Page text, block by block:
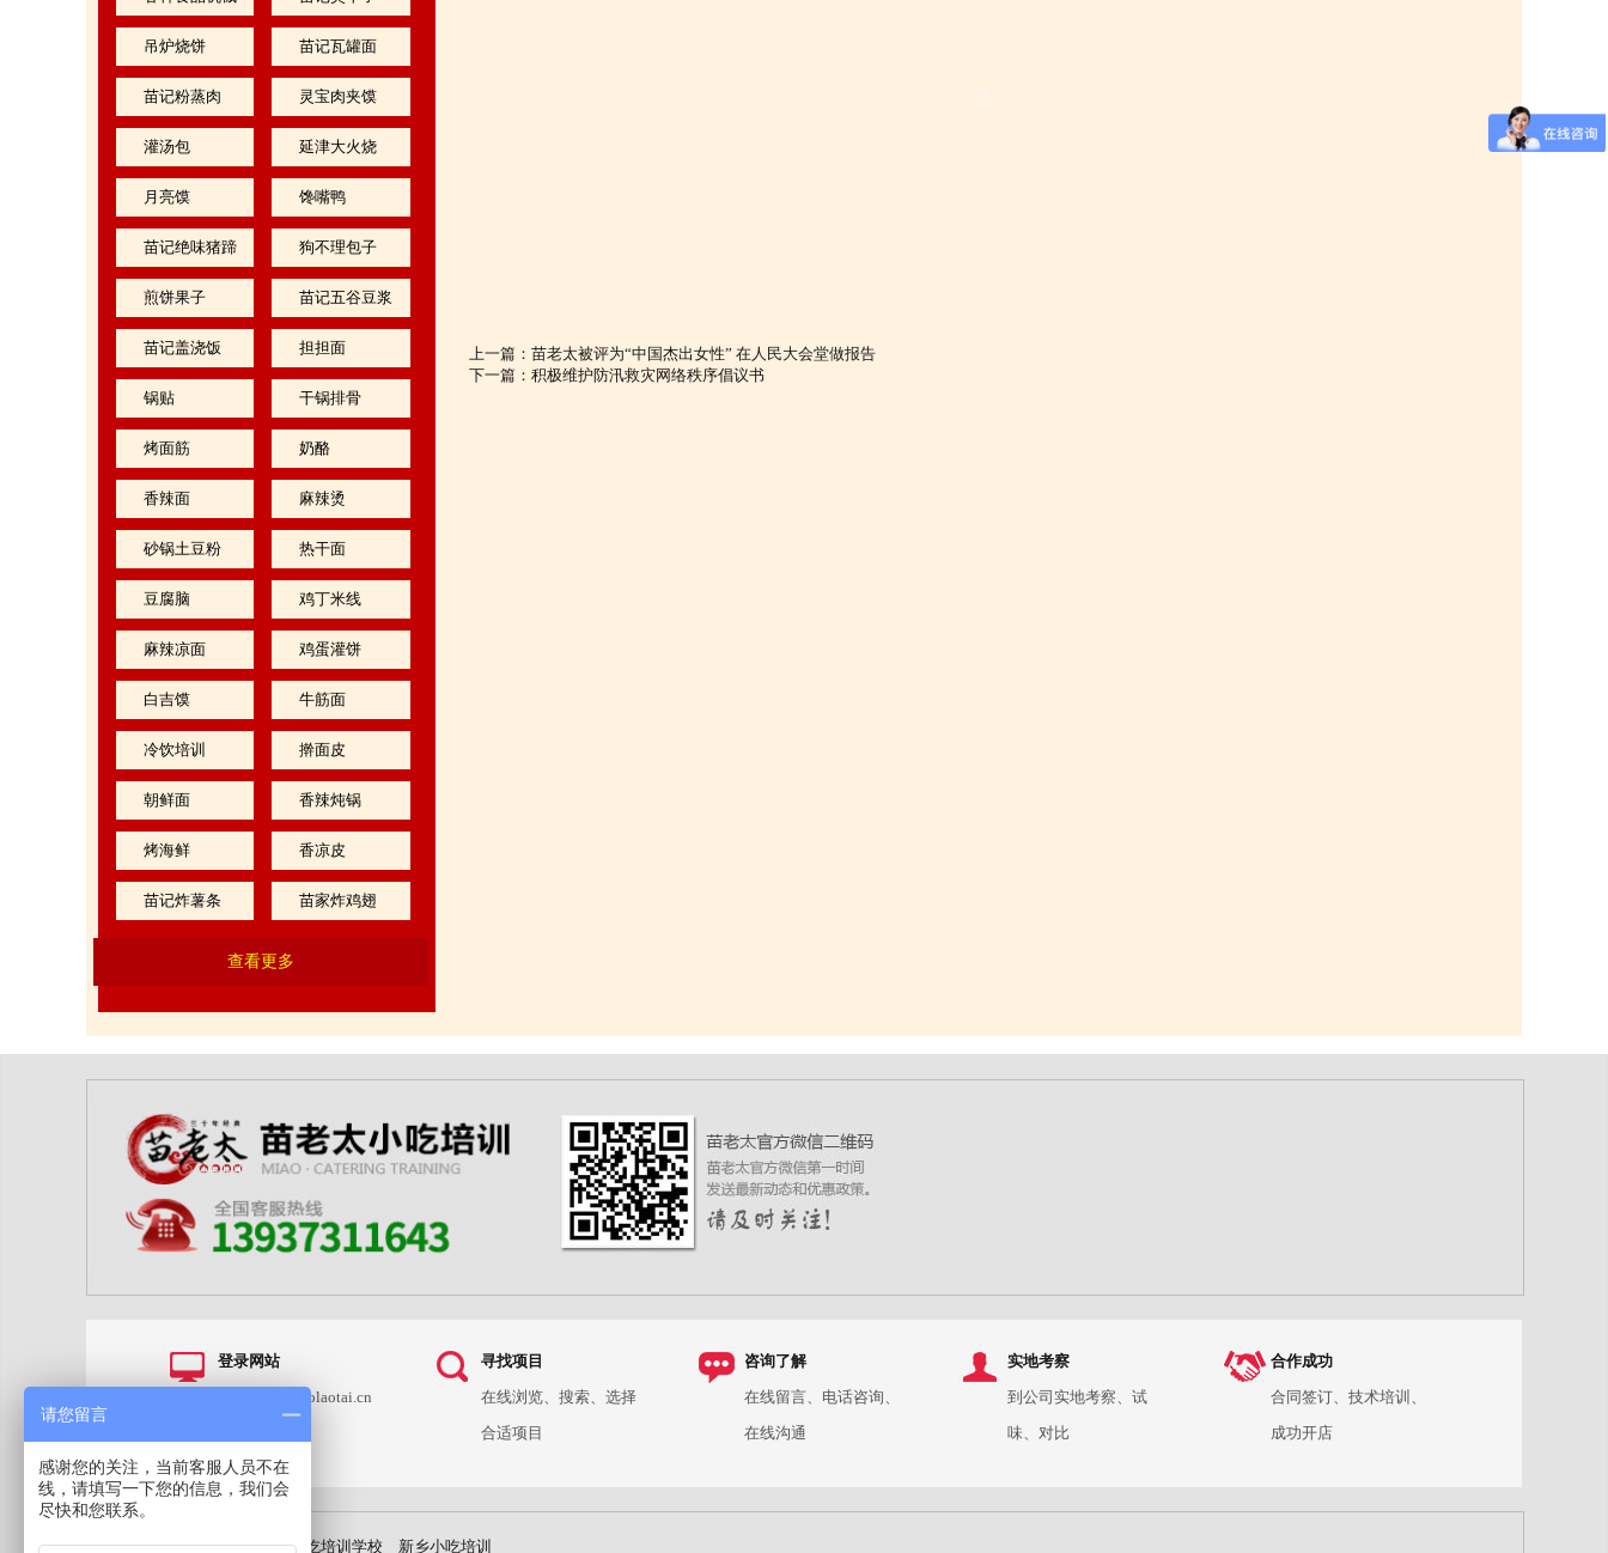
吊炉烧饼 苗记瓦罐面
苗记粉蒸肉 灵宝肉夹馍
灌汤包 延津大火烧
月亮馍 馋嘴鸭
苗记绝味猪蹄 狗不理包子
煎饼果子 苗记五谷豆浆
苗记盖浇饭 担担面
锅贴 干锅排骨
烤面筋 奶酪
香辣面 麻辣烫
砂锅土豆粉 热干面
豆腐脑 鸡丁米线
麻辣凉面 鸡蛋灌饼
白吉馍 牛筋面
冷饮培训 擀面皮
朝鲜面 香辣炖锅
烤海鲜 香凉皮
苗记炸薯条 苗家炸鸡翅
查看更多
上一篇：苗老太被评为“中国杰出女性” 在人民大会堂做报告
下一篇：积极维护防汛救灾网络秩序倡议书
登录网站
输入www.miaolaotai.cn
寻找项目
在线浏览、搜索、选择
合适项目
咨询了解
在线留言、电话咨询、
在线沟通
实地考察
到公司实地考察、试
味、对比
合作成功
合同签订、技术培训、
成功开店
友情链接： 小吃培训 小吃培训学校 新乡小吃培训
请您留言
感谢您的关注，当前客服人员不在
线，请填写一下您的信息，我们会
尽快和您联系。